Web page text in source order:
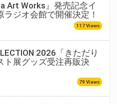
Art Works』発売記念イ
ラジオ会館で開催決定！
117 Views
2026「きただり
ト展グッズ受注再販決
79 Views